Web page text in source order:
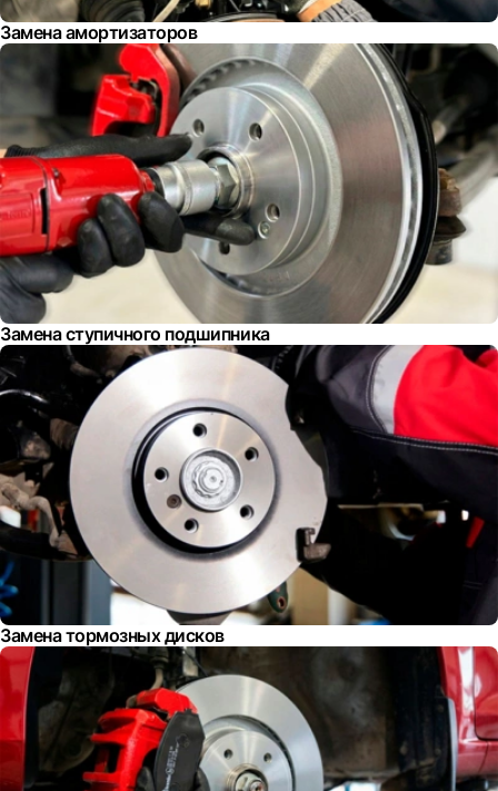
Замена амортизаторов
Замена ступичного подшипника
Замена тормозных дисков